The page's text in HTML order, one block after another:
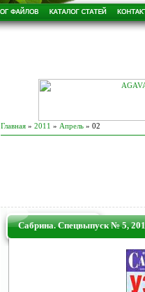
Главная » 2011 » Апрель » 02
Сабрина. Спецвыпуск № 5,